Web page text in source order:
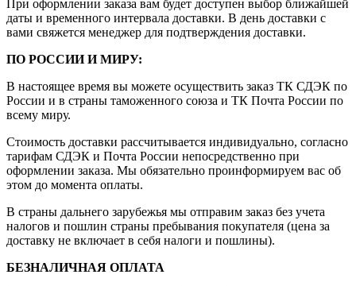
При оформлении заказа вам будет доступен выбор ближайшей
даты и временного интервала доставки. В день доставки с
вами свяжется менеджер для подтверждения доставки.
ПО РОССИИ И МИРУ:
В настоящее время вы можете осуществить заказ ТК СДЭК по
России и в страны таможенного союза и ТК Почта России по
всему миру.
Стоимость доставки рассчитывается индивидуально, согласно
тарифам СДЭК и Почта России непосредственно при
оформлении заказа. Мы обязательно проинформируем вас об
этом до момента оплаты.
В страны дальнего зарубежья мы отправим заказ без учета
налогов и пошлин страны пребывания покупателя (цена за
доставку не включает в себя налоги и пошлины).
БЕЗНАЛИЧНАЯ ОПЛАТА